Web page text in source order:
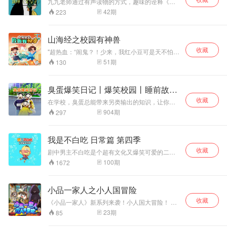
与子》的精彩内容，希望小朋友们能够喜欢！
《父与子》是一部世界著名的漫画集，它是德国
个个生动幽默的小故事都是来自于漫画家在生活
中的真实感受，父与子实际上就是卜劳恩与儿子
克里斯蒂安的真实写照。一幅幅小巧精湛的画面
闪烁着智慧之光，无言地流泻出纯真的父子之情
与融融的天伦之乐，永远震撼着人们的心灵。
223 42期
山海经之校园有神兽
"超热血：“闹鬼？！少来，我红小豆可是天不怕地
不怕” 超神秘：闹鬼的教室、消失的试卷、半夜忽
然亮起的灯……校园里似乎隐藏着未知神秘的力
@李小七一探究竟！ 超奇幻：竟然是来自山海经
世界的神兽——九尾狐和小青龙！它们任意发挥
变形、通灵、万物重生的技能不过，人类世界可
不是好玩的哦~~~~ 超搞笑：与校长斗法、与同学
斗智......两只神兽的出现，让平淡无奇的校园生活
130 51期
收藏
臭蛋爆笑日记丨爆笑校园丨睡前故事
丨成长
在学校，臭蛋总能带来另类输出的知识，让你体
验欢欢喜喜的小课堂。在家里，臭蛋与父母之间
的欢声笑语，投射出大多数家庭的相处模式，和
297 904期
收藏
我是不白吃 日常篇 第四季
剧中男主不白吃是个超有文化又爆笑可爱的二次
元美食专家，将令人垂涎三尺的美食和底蕴深厚
的传统文化巧妙地融合在一起，让你在捧腹大
向往，还在不知不觉中涨了知识。
1672 100期
收藏
小品一家人之小人国冒险
《小品一家人》新系列来袭！小人国大冒险！ 小
美老师和小品三人误入小人国，在这个国度里。
除了人类缩小，其他一切如常。在这场充满未知
85 23期
收藏